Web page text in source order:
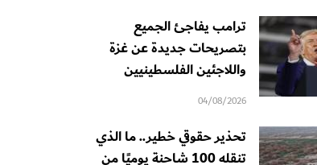
ترامب يفاجئ الجميع
بتصريحات جديدة عن غزة
واللاجئين الفلسطينيين
04/08/2026
تحذير حقوقي خطير.. ما الذي
تنقله 100 شاحنة يوميًا من